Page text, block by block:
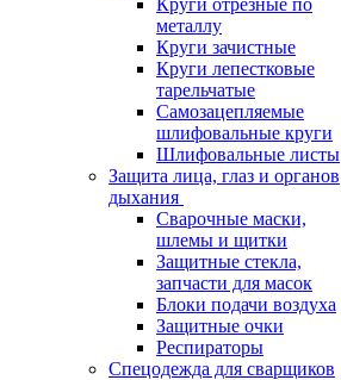
Круги отрезные по
металлу
Круги зачистные
Круги лепестковые
тарельчатые
Самозацепляемые
шлифовальные круги
Шлифовальные листы
Защита лица, глаз и органов
дыхания
Сварочные маски,
шлемы и щитки
Защитные стекла,
запчасти для масок
Блоки подачи воздуха
Защитные очки
Респираторы
Спецодежда для сварщиков